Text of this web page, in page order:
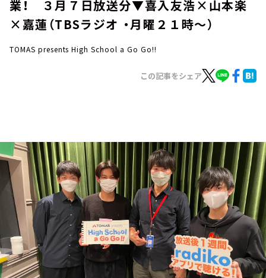
週間番組表
業！ ３月７日放送分▼喜入友浩×山本楽
×嘉蓮（TBSラジオ ・月曜２１時～）
TOMAS presents High School a Go Go!!
この記事をシェア